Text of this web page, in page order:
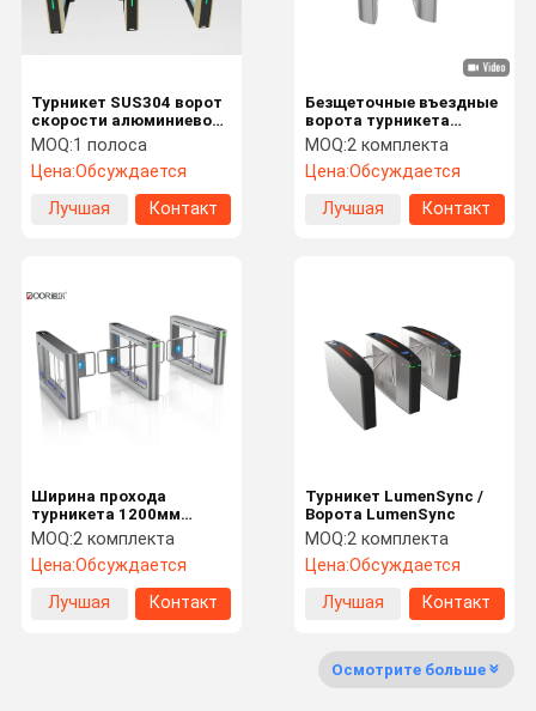
Путешестви
Е Фабрики
Проверка
Качества
Свяжитесь
Новости
Безщеточные въездные
ворота турникета
барьера качания
мотора с
распознаванием лиц
MOQ:2 комплекта
Цена:Обсуждается
Лучшая
Контакт
Турникет SUS304 ворот
скорости алюминиевого
сплава почистил IP42
щеткой RS485
MOQ:1 полоса
Цена:Обсуждается
Лучшая
Контакт
Турникет LumenSync /
Ворота LumenSync
MOQ:2 комплекта
Цена:Обсуждается
Лучшая
Контакт
Ширина прохода
турникета 1200мм
ворот качания высоты
талии супермаркета
MOQ:2 комплекта
Цена:Обсуждается
Лучшая
Контакт
Осмотрите больше